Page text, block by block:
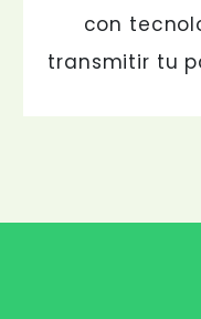
con
transmitir tu